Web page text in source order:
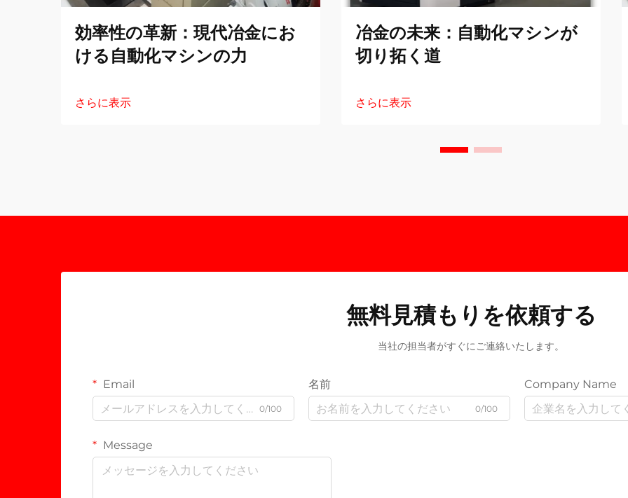
効率性の革新：現代冶金にお
ける自動化マシンの力
さらに表示
冶金の未来：自動化マシンが
切り拓く道
さらに表示
無料見積もりを依頼する
当社の担当者がすぐにご連絡いたします。
Email
0/100
名前
0/100
Company Name
Message